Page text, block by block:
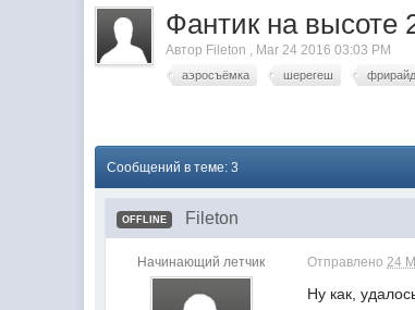
Фантик на высоте
Автор Fileton , Mar 24 2016 03:03 PM
аэросъёмка шерегеш фрирайд
Сообщений в теме: 3
OFFLINE Fileton
Начинающий летчик Отправлено24
Ну как,